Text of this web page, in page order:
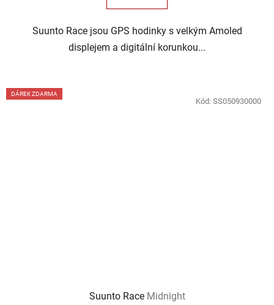
Suunto Race jsou GPS hodinky s velkým Amoled
displejem a digitální korunkou...
DÁREK ZDARMA
Suunto Race Midnight
Kód: SS050930000